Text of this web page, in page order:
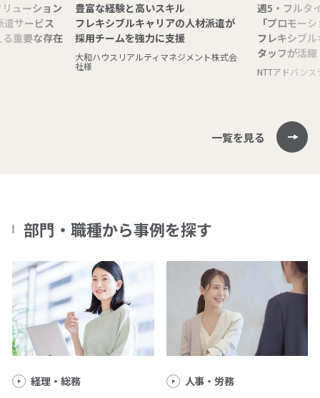
ューション
遣サービス
重要な存在
豊富な経験と高いスキル
フレキシブルキャリアの人材派遣が
採用チームを強力に支援
大和ハウスリアルティマネジメント株式会
社様
週5・フルタ
「プロモー
フレキシブ
タッフが活躍
NTTアドバンス
一覧を見る
部門・職種から事例を探す
経理・総務 人事・労務